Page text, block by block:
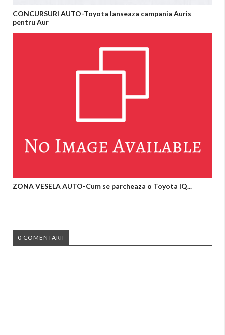
CONCURSURI AUTO-Toyota lanseaza campania Auris
pentru Aur
ZONA VESELA AUTO-Cum se parcheaza o Toyota IQ...
0 COMENTARII